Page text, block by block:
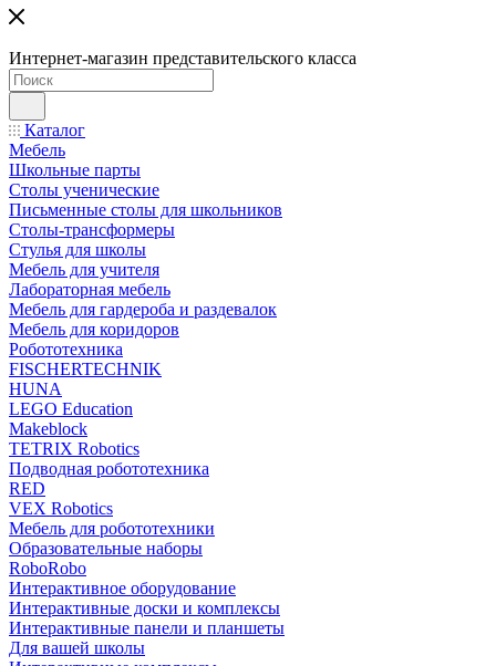
Интернет-магазин представительского класса
Каталог
Мебель
Школьные парты
Столы ученические
Письменные столы для школьников
Столы-трансформеры
Стулья для школы
Мебель для учителя
Лабораторная мебель
Мебель для гардероба и раздевалок
Мебель для коридоров
Робототехника
FISCHERTECHNIK
HUNA
LEGO Education
Makeblock
TETRIX Robotics
Подводная робототехника
RED
VEX Robotics
Мебель для робототехники
Образовательные наборы
RoboRobo
Интерактивное оборудование
Интерактивные доски и комплексы
Интерактивные панели и планшеты
Для вашей школы